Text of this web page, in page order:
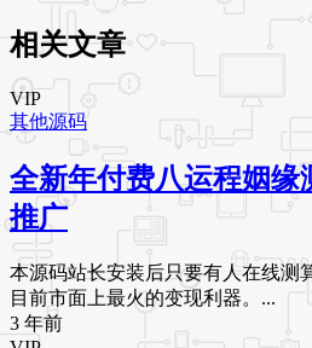
相关文章
VIP
其他源码
全新年付费八运程姻缘
推广
本源码站长安装后只要有人在线测
目前市面上最火的变现利器。...
3 年前